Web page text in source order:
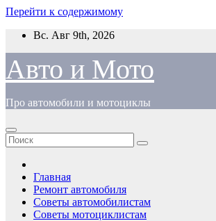
Перейти к содержимому
Вс. Авг 9th, 2026
Авто и Мото
Про автомобили и мотоциклы
Главная
Ремонт автомобиля
Советы автомобилистам
Советы мотоциклистам